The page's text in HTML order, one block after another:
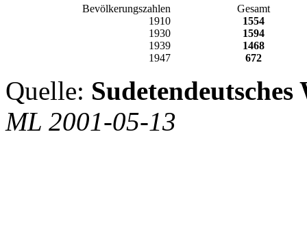
Bevölkerungszahlen
Gesamt
1910
1554
1930
1594
1939
1468
1947
672
Quelle:
ML 2001-05-13